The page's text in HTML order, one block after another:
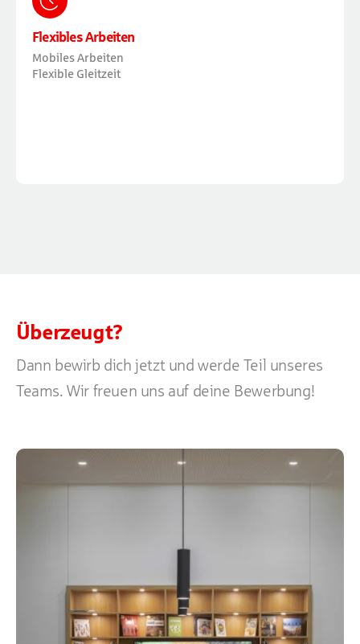
Flexibles Arbeiten
Mobiles Arbeiten
Flexible Gleitzeit
Überzeugt?
Dann bewirb dich jetzt und werde Teil unseres
Teams. Wir freuen uns auf deine Bewerbung!